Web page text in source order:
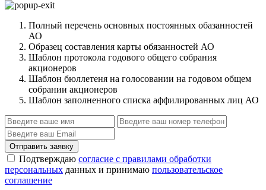
Полный перечень основных постоянных обазанностей
АО
Образец составления карты обязанностей АО
Шаблон протокола годового общего собрания
акционеров
Шаблон бюллетеня на голосовании на годовом общем
собрании акционеров
Шаблон заполненного списка аффилированных лиц АО
Отправить заявку
Подтверждаю согласие с правилами обработки
персональных данных и принимаю пользовательское
соглашение